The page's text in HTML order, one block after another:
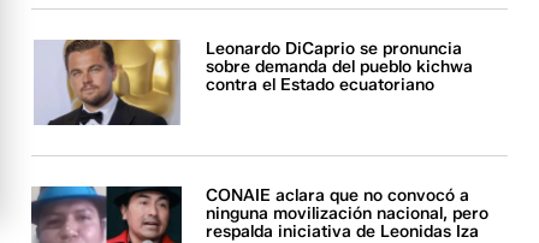
Leonardo DiCaprio se pronuncia
sobre demanda del pueblo kichwa
contra el Estado ecuatoriano
CONAIE aclara que no convocó a
ninguna movilización nacional, pero
respalda iniciativa de Leonidas Iza